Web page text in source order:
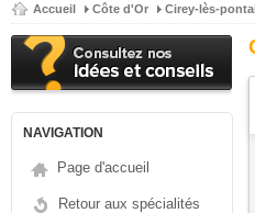
Accueil Côte d'Or Cirey-lès-
NAVIGATION
Page d'accueil
Retour aux spécialités